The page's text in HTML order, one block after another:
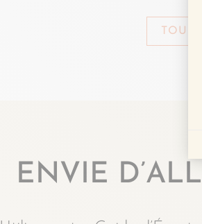
TOUS
ENVIE